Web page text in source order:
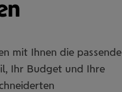
mit Ihnen die passende
Ihr Budget und Ihre